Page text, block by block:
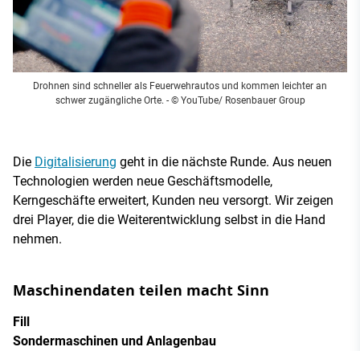
Drohnen sind schneller als Feuerwehrautos und kommen leichter an
schwer zugängliche Orte. - © YouTube/ Rosenbauer Group
Die Digitalisierung geht in die nächste Runde. Aus neuen
Technologien werden neue Geschäftsmodelle,
Kerngeschäfte erweitert, Kunden neu versorgt. Wir zeigen
drei Player, die die Weiterentwicklung selbst in die Hand
nehmen.
Maschinendaten teilen macht Sinn
Fill
Sondermaschinen und Anlagenbau